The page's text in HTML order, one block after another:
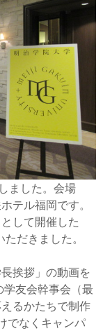
ました。会場
テル福岡です。
して開催した
だきました。
挨拶」の動画を
友会幹事会（最
るかたちで制作
でなくキャンパ